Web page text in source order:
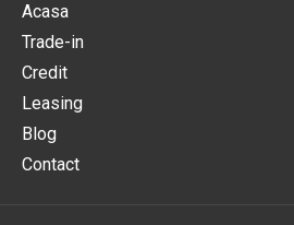
Acasa
Trade-in
Credit
Leasing
Blog
Contact